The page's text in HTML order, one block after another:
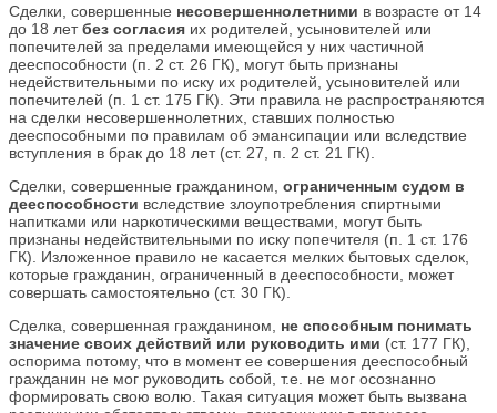
Сделки, совершенные несовершеннолетними в возрасте от 14
до 18 летбез согласия их родителей, усыновителей или
попечителей за пределами имеющейся у них частичной
дееспособности (п. 2 ст. 26 ГК), могут быть признаны
недействительными по иску их родителей, усыновителей или
попечителей (п. 1 ст. 175 ГК). Эти правила не распространяются
на сделки несовершеннолетних, ставших полностью
дееспособными по правилам об эмансипации или вследствие
вступления в брак до 18 лет (ст. 27, п. 2 ст. 21 ГК).
Сделки, совершенные гражданином, ограниченным судом в
дееспособности вследствие злоупотребления спиртными
напитками или наркотическими веществами, могут быть
признаны недействительными по иску попечителя (п. 1 ст. 176
ГК). Изложенное правило не касается мелких бытовых сделок,
которые гражданин, ограниченный в дееспособности, может
совершать самостоятельно (ст. 30 ГК).
Сделка, совершенная гражданином, не способным понимать
значение своих действий или руководить ими (ст. 177 ГК),
оспорима потому, что в момент ее совершения дееспособный
гражданин не мог руководить собой, т.е. не мог осознанно
формировать свою волю. Такая ситуация может быть вызвана